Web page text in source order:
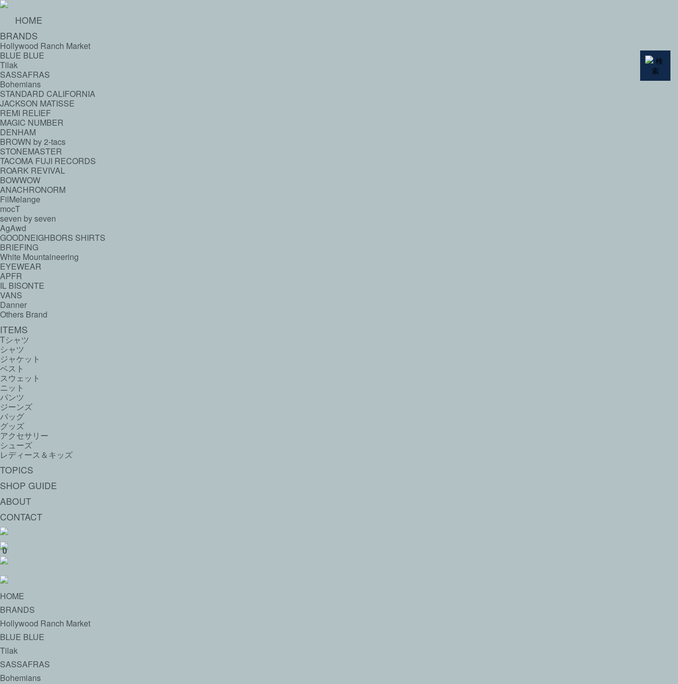
HOME
BRANDS
Hollywood Ranch Market
BLUE BLUE
Tilak
SASSAFRAS
Bohemians
STANDARD CALIFORNIA
JACKSON MATISSE
REMI RELIEF
MAGIC NUMBER
DENHAM
BROWN by 2-tacs
STONEMASTER
TACOMA FUJI RECORDS
ROARK REVIVAL
BOWWOW
ANACHRONORM
FilMelange
mocT
seven by seven
AgAwd
GOODNEIGHBORS SHIRTS
BRIEFING
White Mountaineering
EYEWEAR
APFR
IL BISONTE
VANS
Danner
Others Brand
ITEMS
Tシャツ
シャツ
ジャケット
ベスト
スウェット
ニット
パンツ
ジーンズ
バッグ
グッズ
アクセサリー
シューズ
レディース＆キッズ
TOPICS
SHOP GUIDE
ABOUT
CONTACT
0
HOME
BRANDS
Hollywood Ranch Market
BLUE BLUE
Tilak
SASSAFRAS
Bohemians